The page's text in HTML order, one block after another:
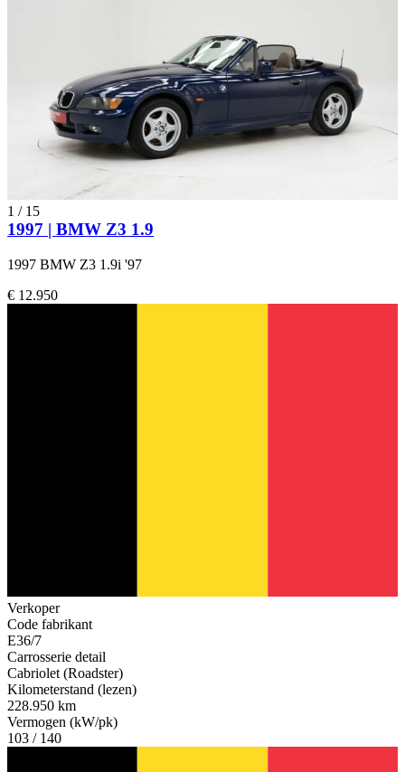
1 / 15
1997 | BMW Z3 1.9
1997 BMW Z3 1.9i '97
€ 12.950
Verkoper
Code fabrikant
E36/7
Carrosserie detail
Cabriolet (Roadster)
Kilometerstand (lezen)
228.950 km
Vermogen (kW/pk)
103 / 140